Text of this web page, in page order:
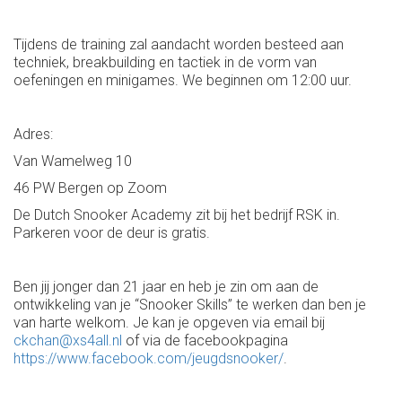
Tijdens de training zal aandacht worden besteed aan
techniek, breakbuilding en tactiek in de vorm van
oefeningen en minigames. We beginnen om 12:00 uur.
Adres:
Van Wamelweg 10
46 PW Bergen op Zoom
De Dutch Snooker Academy zit bij het bedrijf RSK in.
Parkeren voor de deur is gratis.
Ben jij jonger dan 21 jaar en heb je zin om aan de
ontwikkeling van je “Snooker Skills” te werken dan ben je
van harte welkom. Je kan je opgeven via email bij
ckchan@xs4all.nl of via de facebookpagina
https://www.facebook.com/jeugdsnooker/.